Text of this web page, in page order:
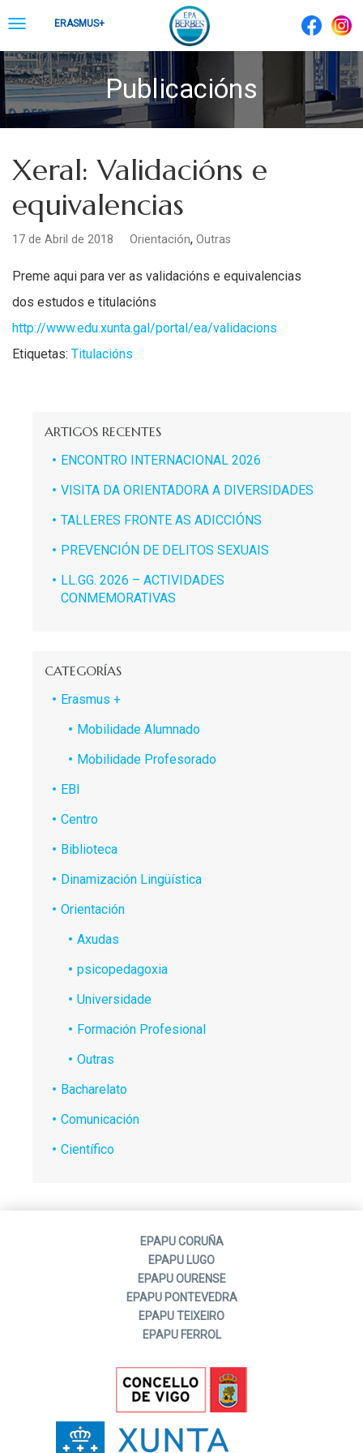
to ToggleERASMUS+
Publicacións
Xeral: Validacións e
equivalencias
17 de Abril de 2018 Orientación, Outras
Preme aqui para ver as validacións e equivalencias
dos estudos e titulacións
http://www.edu.xunta.gal/portal/ea/validacions
Etiquetas: Titulacións
ARTIGOS RECENTES
ENCONTRO INTERNACIONAL 2026
VISITA DA ORIENTADORA A DIVERSIDADES
TALLERES FRONTE AS ADICCIÓNS
PREVENCIÓN DE DELITOS SEXUAIS
LL.GG. 2026 – ACTIVIDADES
CONMEMORATIVAS
CATEGORÍAS
Erasmus +
Mobilidade Alumnado
Mobilidade Profesorado
EBI
Centro
Biblioteca
Dinamización Lingüística
Orientación
Axudas
psicopedagoxia
Universidade
Formación Profesional
Outras
Bacharelato
Comunicación
Científico
EPAPU CORUÑA
EPAPU LUGO
EPAPU OURENSE
EPAPU PONTEVEDRA
EPAPU TEIXEIRO
EPAPU FERROL